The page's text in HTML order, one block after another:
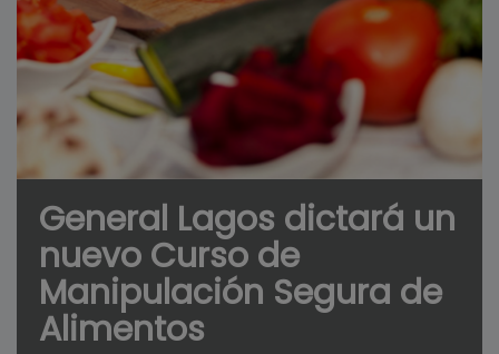
General Lagos dictará un
nuevo Curso de
Manipulación Segura de
Alimentos